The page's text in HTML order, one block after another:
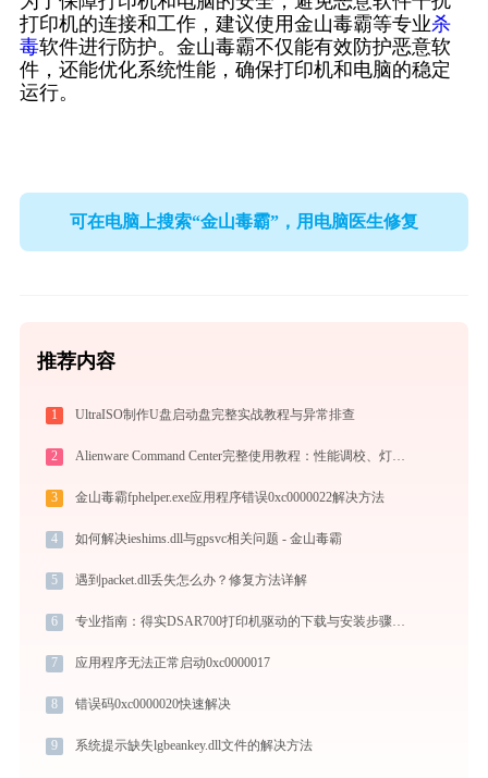
打印机的连接和工作，建议使用金山毒霸等专业杀
毒软件进行防护。金山毒霸不仅能有效防护恶意软
件，还能优化系统性能，确保打印机和电脑的稳定
运行。
可在电脑上搜索“金山毒霸”，用电脑医生修复
推荐内容
1 UltraISO制作U盘启动盘完整实战教程与异常排查
2 Alienware Command Center完整使用教程：性能调校、灯效定制与游戏配置实战
3 金山毒霸fphelper.exe应用程序错误0xc0000022解决方法
4 如何解决ieshims.dll与gpsvc相关问题 - 金山毒霸
5 遇到packet.dll丢失怎么办？修复方法详解
6 专业指南：得实DSAR700打印机驱动的下载与安装步骤详解
7 应用程序无法正常启动0xc0000017
8 错误码0xc0000020快速解决
9 系统提示缺失lgbeankey.dll文件的解决方法